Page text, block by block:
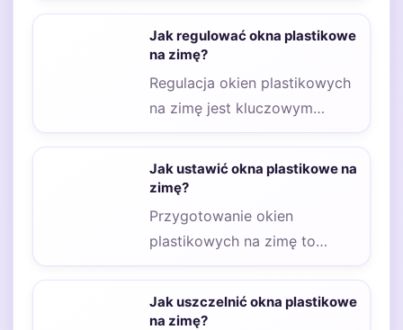
zwiększenie efektywności
energetycznej domu…
Jak regulować okna plastikowe
na zimę?
Regulacja okien plastikowych
na zimę jest kluczowym
elementem przygotowań do
sezonu grzewczego, który ma
na…
Jak ustawić okna plastikowe na
zimę?
Przygotowanie okien
plastikowych na zimę to
kluczowy krok, który pozwala
zaoszczędzić energię oraz
zwiększyć komfort…
Jak uszczelnić okna plastikowe
na zimę?